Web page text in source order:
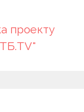
проекту